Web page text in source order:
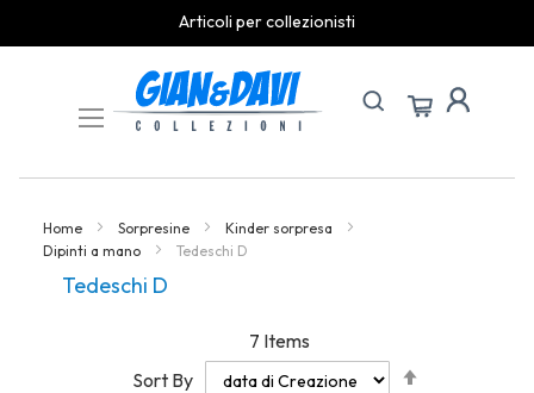
Articoli per collezionisti
Content
Home Sorpresine
Kinder sorpresa
Dipinti a mano
Tedeschi D
Tedeschi D
7 Items
Sort By